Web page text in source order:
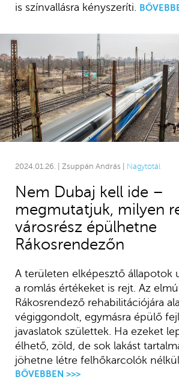
is színvallásra kényszeríti.
2024.01.26. | Zsuppán András | Nagytotál
Nem Dubaj kell ide –
megmutatjuk, milyen
városrész épülhetne
Rákosrendezőn
A területen elképesztő állapotok
a romlás értékeket is rejt. Az
Rákosrendező rehabilitációjára
végiggondolt, egymásra épülő
javaslatok születtek. Ha ezeket
élhető, zöld, de sok lakást
jöhetne létre felhőkarcolók nélkül
BŐVEBBEN >>>